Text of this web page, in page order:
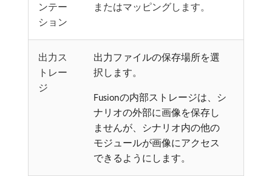
ンテー
ション
またはマッピングします。
出力ス
トレー
ジ
出力ファイルの保存場所を選
択します。
Fusionの内部ストレージは、シ
ナリオの外部に画像を保存し
ませんが、シナリオ内の他の
モジュールが画像にアクセス
できるようにします。